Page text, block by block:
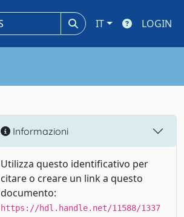
IT LOGIN
Informazioni
Utilizza questo identificativo per
citare o creare un link a questo
documento:
https://hdl.handle.net/11588/1337